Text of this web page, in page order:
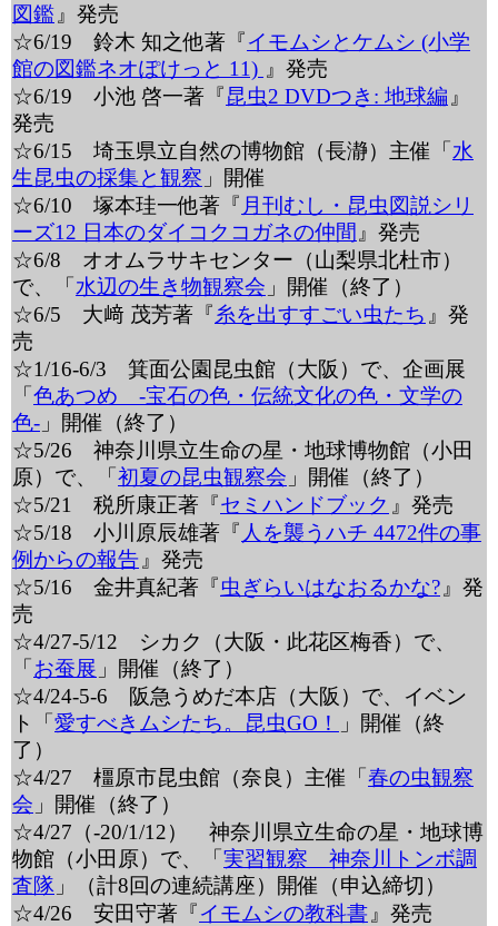
図鑑 』発売
☆6/19 鈴木 知之他著『イモムシとケムシ (小学
館の図鑑ネオぽけっと 11) 』発売
☆6/19 小池 啓一著『昆虫2 DVDつき: 地球編 』
発売
☆6/15 埼玉県立自然の博物館（長瀞）主催「水
生昆虫の採集と観察 」開催
☆6/10 塚本珪一他著『 月刊むし・昆虫図説シリ
ーズ12 日本のダイコクコガネの仲間 』発売
☆6/8 オオムラサキセンター（山梨県北杜市）
で、「水辺の生き物観察会 」開催（終了）
☆6/5 大﨑 茂芳著『糸を出すすごい虫たち 』発
売
☆1/16-6/3 箕面公園昆虫館（大阪）で、企画展
「色あつめ -宝石の色・伝統文化の色・文学の
色- 」開催（終了）
☆5/26 神奈川県立生命の星・地球博物館（小田
原）で、「初夏の昆虫観察会 」開催（終了）
☆5/21 税所康正著『セミハンドブック 』発売
☆5/18 小川原辰雄著『 人を襲うハチ 4472件の事
例からの報告 』発売
☆5/16 金井真紀著『虫ぎらいはなおるかな? 』発
売
☆4/27-5/12 シカク（大阪・此花区梅香）で、
「お蚕展 」開催（終了）
☆4/24-5-6 阪急うめだ本店（大阪）で、イベン
ト「愛すべきムシたち。昆虫GO！
」開催（終
了）
☆4/27 橿原市昆虫館（奈良）主催「春の虫観察
会 」開催（終了）
☆4/27（-20/1/12） 神奈川県立生命の星・地球博
物館（小田原）で、「実習観察 神奈川トンボ調
査隊 」（計8回の連続講座）開催（申込締切）
☆4/26 安田守著『イモムシの教科書 』発売